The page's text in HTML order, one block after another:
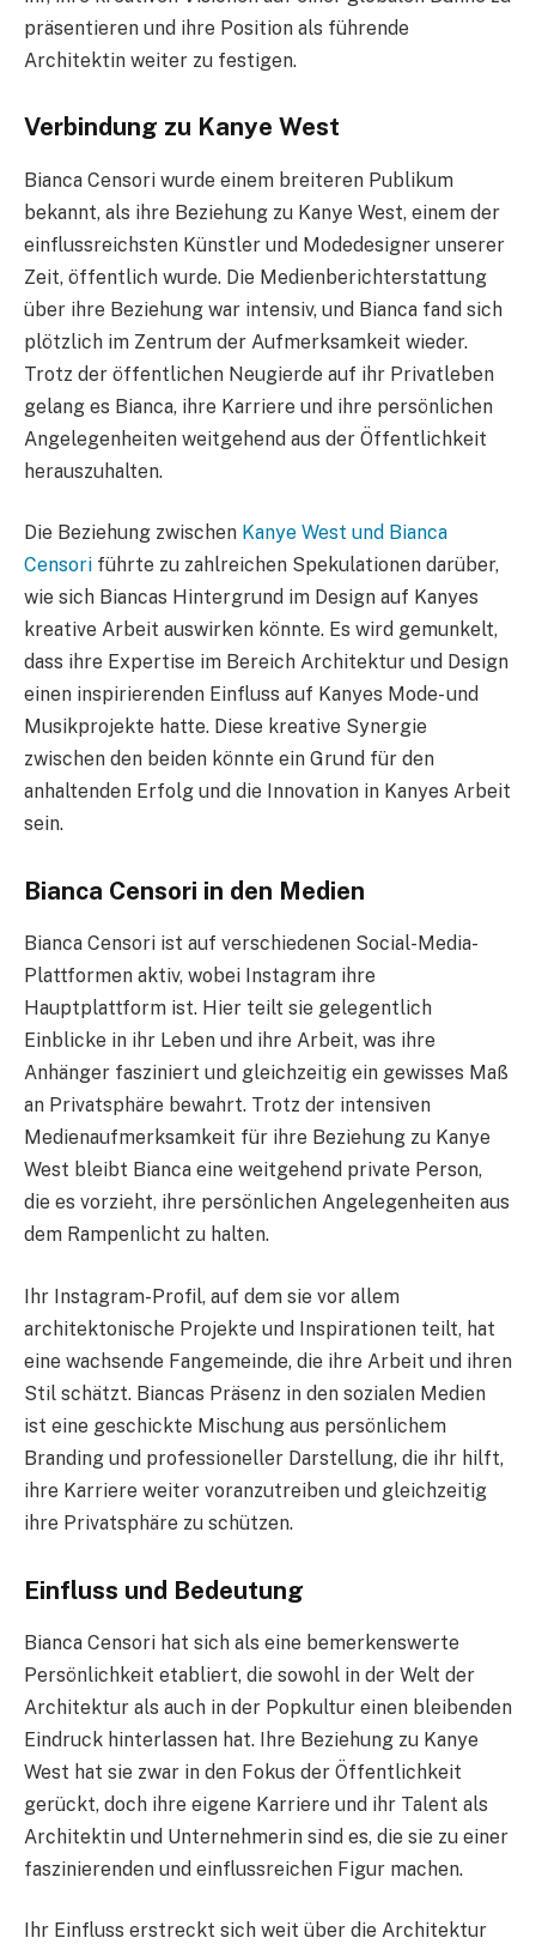
präsentieren und ihre Position als führende
Architektin weiter zu festigen.
Verbindung zu Kanye West
Bianca Censori wurde einem breiteren Publikum
bekannt, als ihre Beziehung zu Kanye West, einem der
einflussreichsten Künstler und Modedesigner unserer
Zeit, öffentlich wurde. Die Medienberichterstattung
über ihre Beziehung war intensiv, und Bianca fand sich
plötzlich im Zentrum der Aufmerksamkeit wieder.
Trotz der öffentlichen Neugierde auf ihr Privatleben
gelang es Bianca, ihre Karriere und ihre persönlichen
Angelegenheiten weitgehend aus der Öffentlichkeit
herauszuhalten.
Die Beziehung zwischen Kanye West und Bianca
Censori führte zu zahlreichen Spekulationen darüber,
wie sich Biancas Hintergrund im Design auf Kanyes
kreative Arbeit auswirken könnte. Es wird gemunkelt,
dass ihre Expertise im Bereich Architektur und Design
einen inspirierenden Einfluss auf Kanyes Mode- und
Musikprojekte hatte. Diese kreative Synergie
zwischen den beiden könnte ein Grund für den
anhaltenden Erfolg und die Innovation in Kanyes Arbeit
sein.
Bianca Censori in den Medien
Bianca Censori ist auf verschiedenen Social-Media-
Plattformen aktiv, wobei Instagram ihre
Hauptplattform ist. Hier teilt sie gelegentlich
Einblicke in ihr Leben und ihre Arbeit, was ihre
Anhänger fasziniert und gleichzeitig ein gewisses Maß
an Privatsphäre bewahrt. Trotz der intensiven
Medienaufmerksamkeit für ihre Beziehung zu Kanye
West bleibt Bianca eine weitgehend private Person,
die es vorzieht, ihre persönlichen Angelegenheiten aus
dem Rampenlicht zu halten.
Ihr Instagram-Profil, auf dem sie vor allem
architektonische Projekte und Inspirationen teilt, hat
eine wachsende Fangemeinde, die ihre Arbeit und ihren
Stil schätzt. Biancas Präsenz in den sozialen Medien
ist eine geschickte Mischung aus persönlichem
Branding und professioneller Darstellung, die ihr hilft,
ihre Karriere weiter voranzutreiben und gleichzeitig
ihre Privatsphäre zu schützen.
Einfluss und Bedeutung
Bianca Censori hat sich als eine bemerkenswerte
Persönlichkeit etabliert, die sowohl in der Welt der
Architektur als auch in der Popkultur einen bleibenden
Eindruck hinterlassen hat. Ihre Beziehung zu Kanye
West hat sie zwar in den Fokus der Öffentlichkeit
gerückt, doch ihre eigene Karriere und ihr Talent als
Architektin und Unternehmerin sind es, die sie zu einer
faszinierenden und einflussreichen Figur machen.
Ihr Einfluss erstreckt sich weit über die Architektur